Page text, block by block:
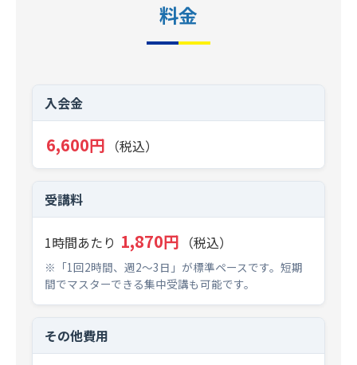
料金
入会金
6,600円 （税込）
受講料
1時間あたり 1,870円 （税込）
※「1回2時間、週2～3日」が標準ペースです。短期
間でマスターできる集中受講も可能です。
その他費用